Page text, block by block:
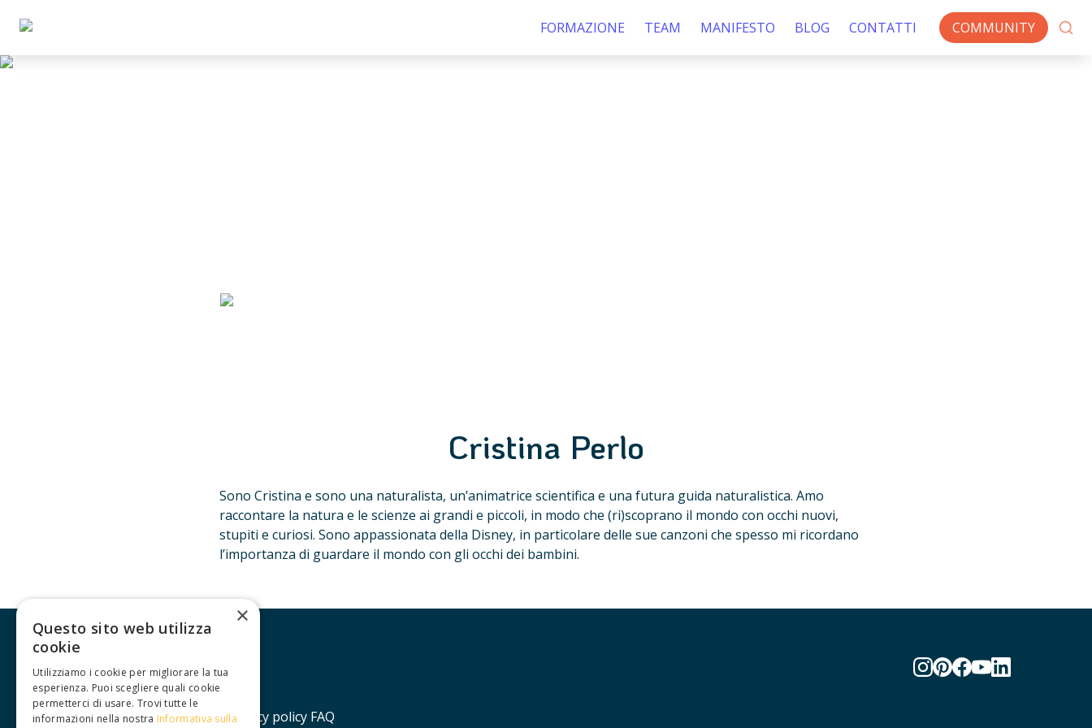
FORMAZIONE TEAM MANIFESTO BLOG CONTATTI COMMUNITY
Cristina Perlo
Sono Cristina e sono una naturalista, un’animatrice scientifica e una futura guida naturalistica. Amo
raccontare la natura e le scienze ai grandi e piccoli, in modo che (ri)scoprano il mondo con occhi nuovi,
stupiti e curiosi. Sono appassionata della Disney, in particolare delle sue canzoni che spesso mi ricordano
l’importanza di guardare il mondo con gli occhi dei bambini.
Contatti Lavora con noi Privacy policy FAQ
×
Questo sito web utilizza
cookie
Utilizziamo i cookie per migliorare la tua
esperienza. Puoi scegliere quali cookie
permetterci di usare. Trovi tutte le
informazioni nella nostra Informativa sulla